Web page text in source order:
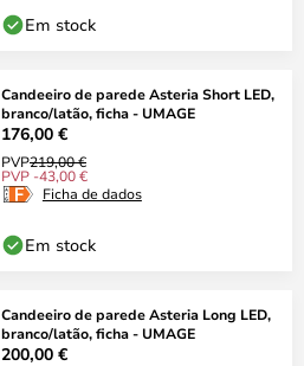
Em stock
Candeeiro de parede Asteria Short LED,
branco/latão, ficha - UMAGE
176,00 €
PVP219,00 €
PVP -43,00 €
Ficha de dados
Em stock
Candeeiro de parede Asteria Long LED,
branco/latão, ficha - UMAGE
200,00 €